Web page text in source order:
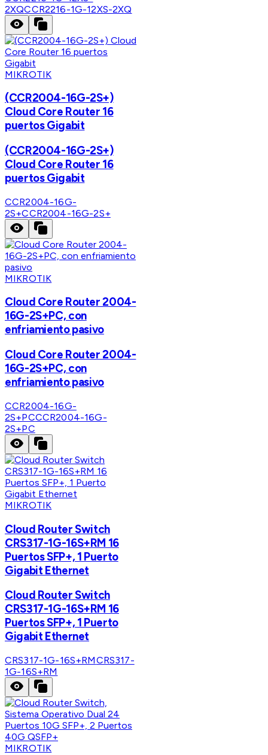
2XQCCR2216-1G-12XS-2XQ
MIKROTIK
(CCR2004-16G-2S+)
Cloud Core Router 16
puertos Gigabit
(CCR2004-16G-2S+)
Cloud Core Router 16
puertos Gigabit
CCR2004-16G-
2S+CCR2004-16G-2S+
MIKROTIK
Cloud Core Router 2004-
16G-2S+PC, con
enfriamiento pasivo
Cloud Core Router 2004-
16G-2S+PC, con
enfriamiento pasivo
CCR2004-16G-
2S+PCCCR2004-16G-
2S+PC
MIKROTIK
Cloud Router Switch
CRS317-1G-16S+RM 16
Puertos SFP+, 1 Puerto
Gigabit Ethernet
Cloud Router Switch
CRS317-1G-16S+RM 16
Puertos SFP+, 1 Puerto
Gigabit Ethernet
CRS317-1G-16S+RMCRS317-
1G-16S+RM
MIKROTIK